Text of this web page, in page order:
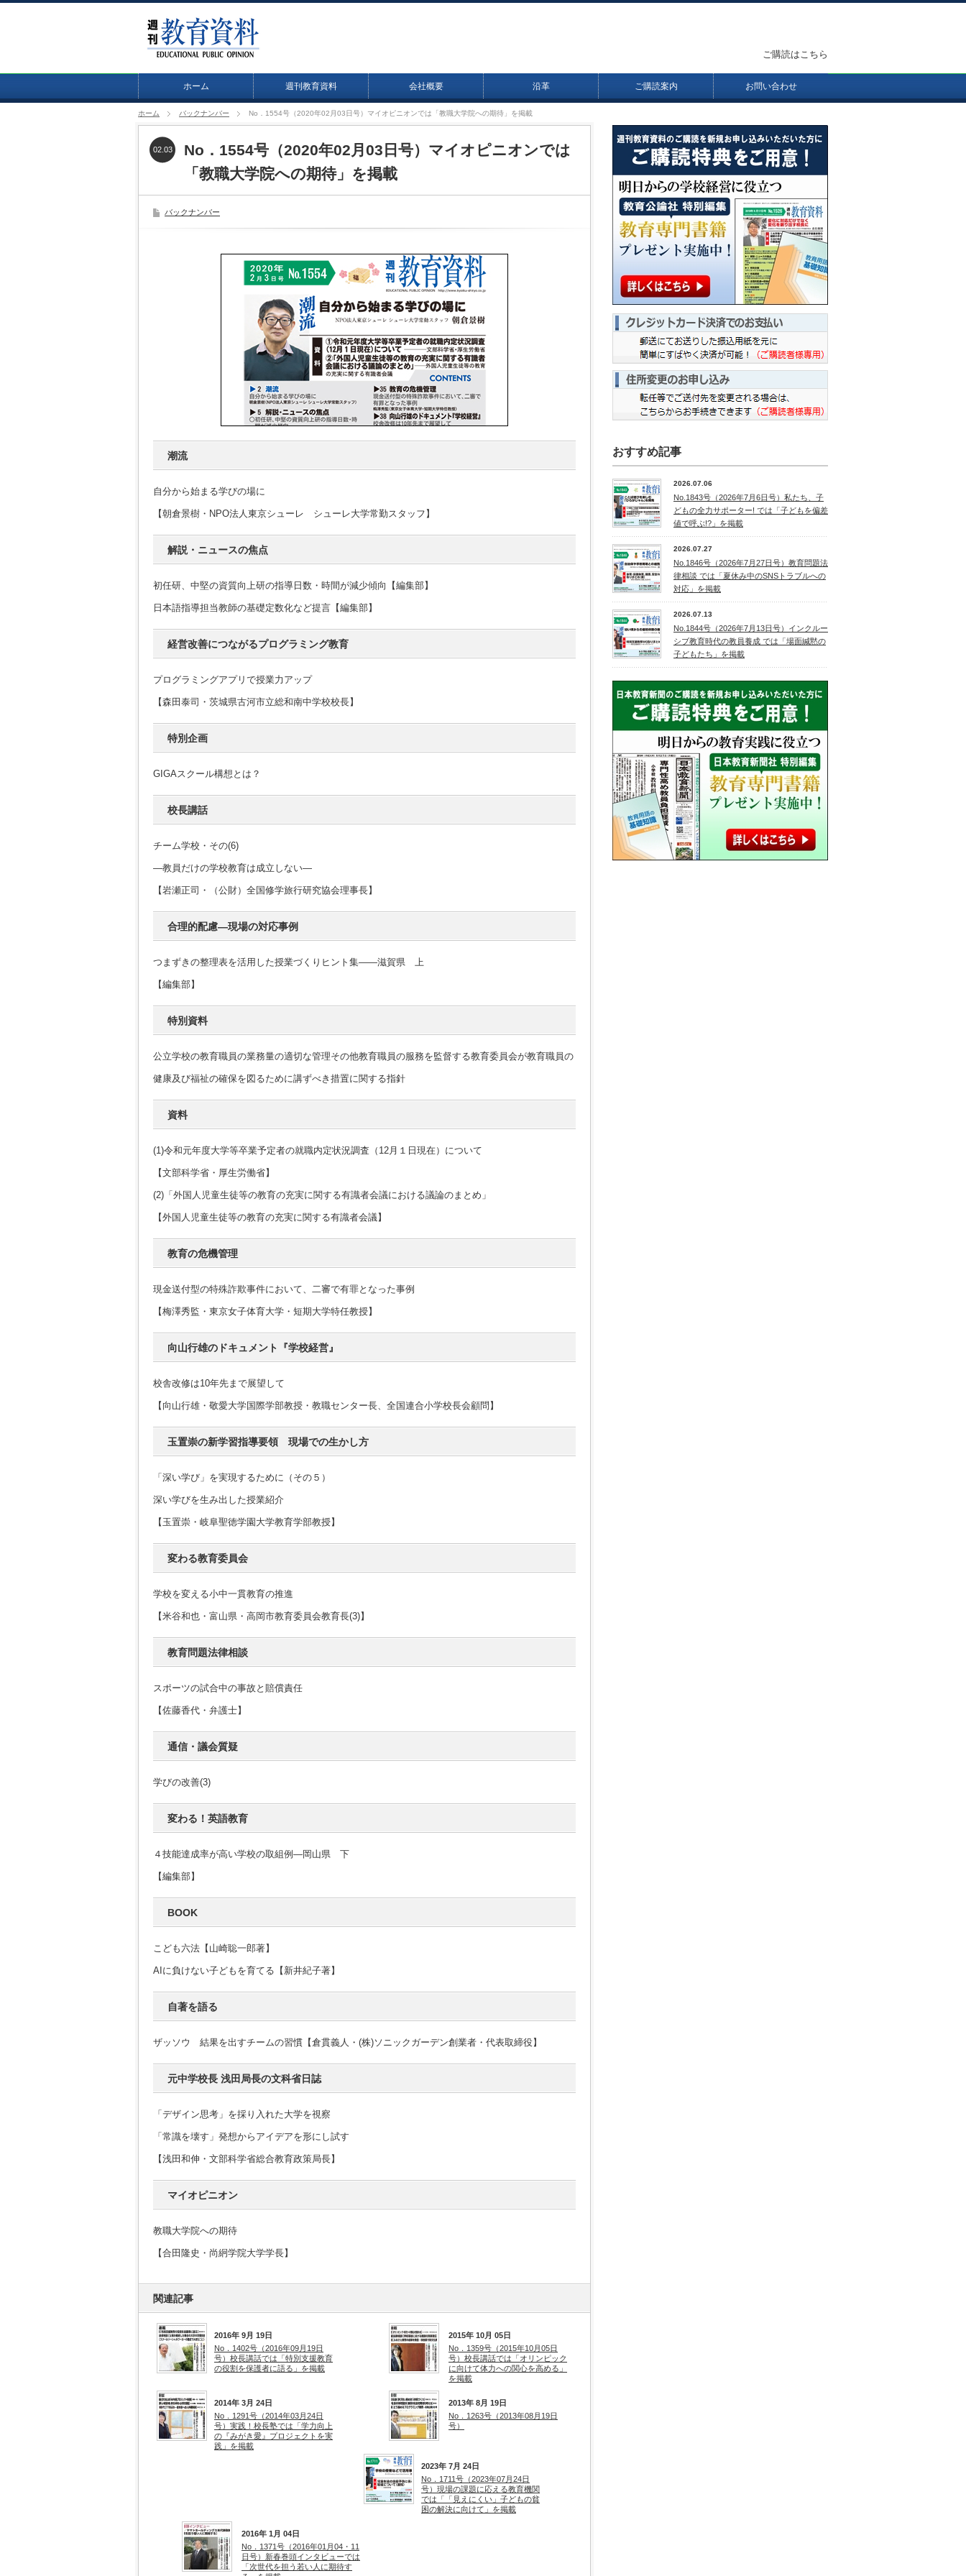
ホーム 週刊教育資料 会社概要 沿革 ご購読案内 お問い合わせ
ご購読はこちら
ホーム バックナンバー No．1554号（2020年02月03日号）マイオピニオンでは「教職大学院への期待」を掲載
No．1554号（2020年02月03日号）マイオピニオンでは
「教職大学院への期待」を掲載
02.03
バックナンバー
潮流
自分から始まる学びの場に
【朝倉景樹・NPO法人東京シューレ シューレ大学常勤スタッフ】
解説・ニュースの焦点
初任研、中堅の資質向上研の指導日数・時間が減少傾向【編集部】
日本語指導担当教師の基礎定数化など提言【編集部】
経営改善につながるプログラミング教育
プログラミングアプリで授業力アップ
【森田泰司・茨城県古河市立総和南中学校校長】
特別企画
GIGAスクール構想とは？
校長講話
チーム学校・その(6)
―教員だけの学校教育は成立しない―
【岩瀬正司・（公財）全国修学旅行研究協会理事長】
合理的配慮―現場の対応事例
つまずきの整理表を活用した授業づくりヒント集――滋賀県 上
【編集部】
特別資料
公立学校の教育職員の業務量の適切な管理その他教育職員の服務を監督する教育委員会が教育職員の
健康及び福祉の確保を図るために講ずべき措置に関する指針
資料
(1)令和元年度大学等卒業予定者の就職内定状況調査（12月１日現在）について
【文部科学省・厚生労働省】
(2)「外国人児童生徒等の教育の充実に関する有識者会議における議論のまとめ」
【外国人児童生徒等の教育の充実に関する有識者会議】
教育の危機管理
現金送付型の特殊詐欺事件において、二審で有罪となった事例
【梅澤秀監・東京女子体育大学・短期大学特任教授】
向山行雄のドキュメント『学校経営』
校舎改修は10年先まで展望して
【向山行雄・敬愛大学国際学部教授・教職センター長、全国連合小学校長会顧問】
玉置崇の新学習指導要領 現場での生かし方
「深い学び」を実現するために（その５）
深い学びを生み出した授業紹介
【玉置崇・岐阜聖徳学園大学教育学部教授】
変わる教育委員会
学校を変える小中一貫教育の推進
【米谷和也・富山県・高岡市教育委員会教育長(3)】
教育問題法律相談
スポーツの試合中の事故と賠償責任
【佐藤香代・弁護士】
通信・議会質疑
学びの改善(3)
変わる！英語教育
４技能達成率が高い学校の取組例―岡山県 下
【編集部】
BOOK
こども六法【山崎聡一郎著】
AIに負けない子どもを育てる【新井紀子著】
自著を語る
ザッソウ 結果を出すチームの習慣【倉貫義人・(株)ソニックガーデン創業者・代表取締役】
元中学校長 浅田局長の文科省日誌
「デザイン思考」を採り入れた大学を視察
「常識を壊す」発想からアイデアを形にし試す
【浅田和伸・文部科学省総合教育政策局長】
マイオピニオン
教職大学院への期待
【合田隆史・尚絅学院大学学長】
関連記事
2016年 9月 19日
No．1402号（2016年09月19日
号）校長講話では「特別支援教育
の役割を保護者に語る」を掲載
2015年 10月 05日
No．1359号（2015年10月05日
号）校長講話では「オリンピック
に向けて体力への関心を高める」
を掲載
2014年 3月 24日
No．1291号（2014年03月24日
号）実践！校長塾では「学力向上
の『みがき愛』プロジェクトを実
践」を掲載
2013年 8月 19日
No．1263号（2013年08月19日
号）
2023年 7月 24日
No．1711号（2023年07月24日
号）現場の課題に応える教育機関
では「「見えにくい」子どもの貧
困の解決に向けて」を掲載
2016年 1月 04日
No．1371号（2016年01月04・11
日号）新春巻頭インタビューでは
「次世代を担う若い人に期待す
おすすめ記事
2026.07.06
No.1843号（2026年7月6日号）私たち、子
どもの全力サポーター! では「子どもを偏差
値で呼ぶ!?」を掲載
2026.07.27
No.1846号（2026年7月27日号）教育問題法
律相談 では「夏休み中のSNSトラブルへの
対応」を掲載
2026.07.13
No.1844号（2026年7月13日号）インクルー
シブ教育時代の教員養成 では「場面緘黙の
子どもたち」を掲載